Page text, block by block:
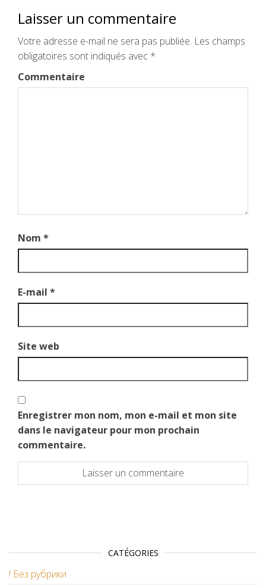
Laisser un commentaire
Votre adresse e-mail ne sera pas publiée. Les champs
obligatoires sont indiqués avec *
Commentaire
Nom *
E-mail *
Site web
Enregistrer mon nom, mon e-mail et mon site
dans le navigateur pour mon prochain
commentaire.
CATÉGORIES
! Без рубрики